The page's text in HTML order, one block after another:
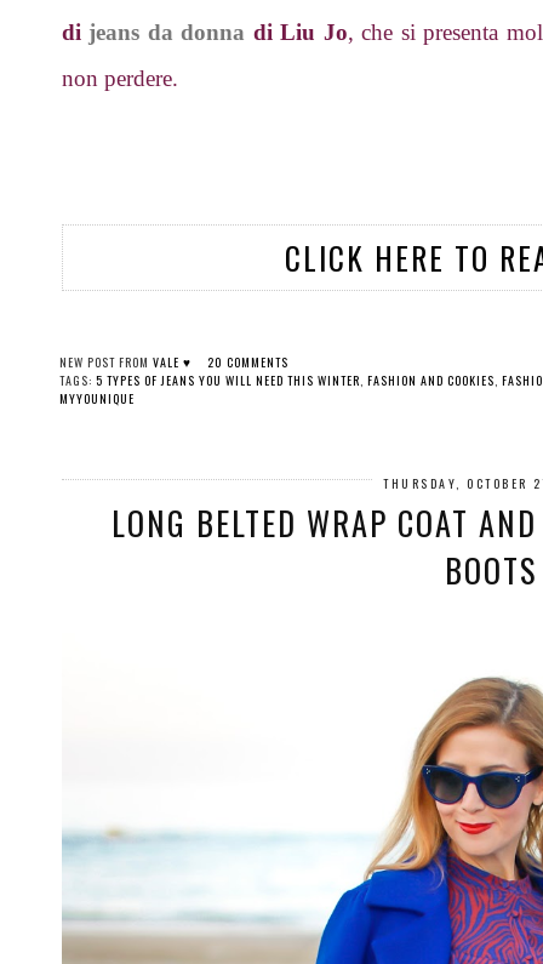
di jeans da donna di Liu Jo, che si presenta
non perdere.
CLICK HERE TO
NEW POST FROM VALE ♥
20 COMMENTS
TAGS: 5 TYPES OF JEANS YOU WILL NEED THIS WINTER FASHION AND COOKIES
MYYOUNIQUE
THURSDAY,
LONG BELTED WRAP COAT
BOOTS